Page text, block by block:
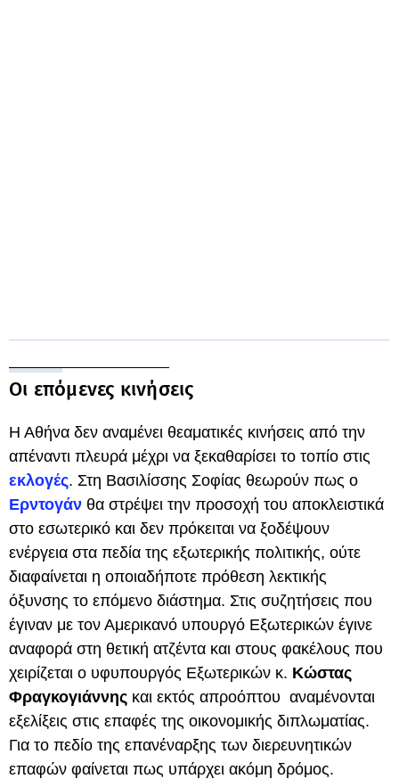
Οι επόμενες κινήσεις
Η Αθήνα δεν αναμένει θεαματικές κινήσεις από την
απέναντι πλευρά μέχρι να ξεκαθαρίσει το τοπίο στις
εκλογές. Στη Βασιλίσσης Σοφίας θεωρούν πως ο
Ερντογάν θα στρέψει την προσοχή του αποκλειστικά
στο εσωτερικό και δεν πρόκειται να ξοδέψουν
ενέργεια στα πεδία της εξωτερικής πολιτικής, ούτε
διαφαίνεται η οποιαδήποτε πρόθεση λεκτικής
όξυνσης το επόμενο διάστημα. Στις συζητήσεις που
έγιναν με τον Αμερικανό υπουργό Εξωτερικών έγινε
αναφορά στη θετική ατζέντα και στους φακέλους που
χειρίζεται ο υφυπουργός Εξωτερικών κ. Κώστας
Φραγκογιάννης και εκτός απροόπτου αναμένονται
εξελίξεις στις επαφές της οικονομικής διπλωματίας.
Για το πεδίο της επανέναρξης των διερευνητικών
επαφών φαίνεται πως υπάρχει ακόμη δρόμος.